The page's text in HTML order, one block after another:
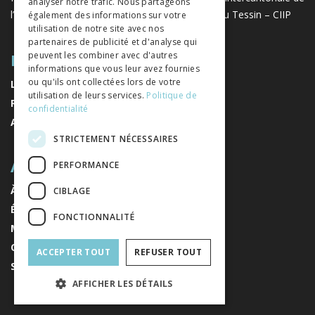
l’instruction publique de la Suisse romande et du Tessin – CIIP
PLAN DU SITE
LIVRES
REVUES
AUTEURS
A PROPOS
À PROPOS DE NOUS
ÉDITEURS
MENTIONS LÉGALES
CONDITIONS GÉNÉRALES DE VENTE
S'INSCRIRE À LA NEWSLETTER
également des informations sur votre
utilisation de notre site avec nos
partenaires de publicité et d'analyse qui
peuvent les combiner avec d'autres
informations que vous leur avez fournies
ou qu'ils ont collectées lors de votre
utilisation de leurs services. Politique de
confidentialité
STRICTEMENT NÉCESSAIRES
PERFORMANCE
CIBLAGE
FONCTIONNALITÉ
ACCEPTER TOUT REFUSER TOUT
AFFICHER LES DÉTAILS